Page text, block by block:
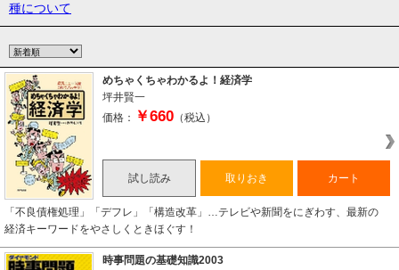
種について
めちゃくちゃわかるよ！経済学
坪井賢一
価格：
￥660 （税込）
試し読み 取りおき カート
「不良債権処理」「デフレ」「構造改革」…テレビや新聞をにぎわす、最新の
経済キーワードをやさしくときほぐす！
時事問題の基礎知識2003